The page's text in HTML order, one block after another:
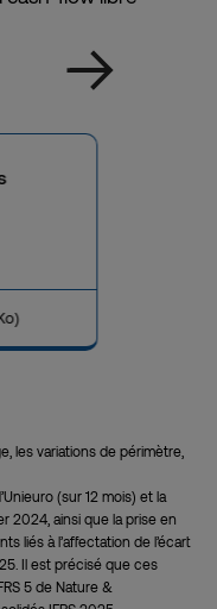
les variations de périmètre,
(sur 12 mois) et la
2024, ainsi que la prise en
liés à l’affectation de l’écart
Il est précisé que ces
5 de Nature &